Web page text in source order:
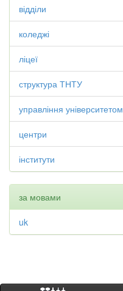
відділи
коледжі
ліцеї
структура ТНТУ
управління університетом
центри
інститути
за мовами
uk